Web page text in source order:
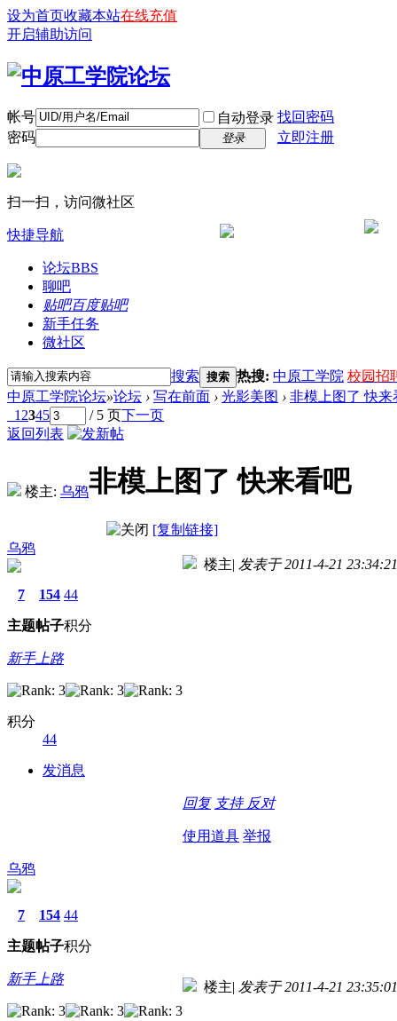
设为首页收藏本站在线充值
开启辅助访问
帐号 自动登录 找回密码
密码
登录 立即注册
扫一扫，访问微社区
快捷导航
论坛BBS
聊吧
贴吧百度贴吧
新手任务
微社区
搜索 搜索 热搜: 中原工学院 校园招
中原工学院论坛»论坛 › 写在前面 › 光影美图 › 非模上图了 快来
1 2345 / 5 页下一页
返回列表
楼主: 乌鸦非模上图了 快来看吧
[复制链接]
乌鸦
7
主题
154
帖子
44
积分
新手上路
积分
44
发消息
楼主| 发表于 2011-4-21 23:34:21
回复 支持 反对
使用道具 举报
乌鸦
7
主题
154
帖子
44
积分
新手上路
楼主| 发表于 2011-4-21 23:35:01